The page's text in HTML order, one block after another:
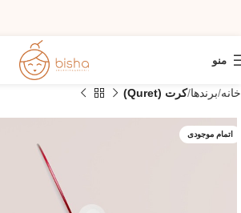
منو
خانه برندها کرت (Quret)
اتمام موجودی